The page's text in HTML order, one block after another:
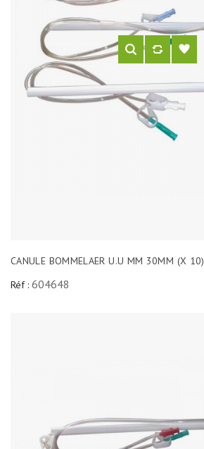
CANULE BOMMELAER U.U MM 30MM (X 10)
Réf : 604648